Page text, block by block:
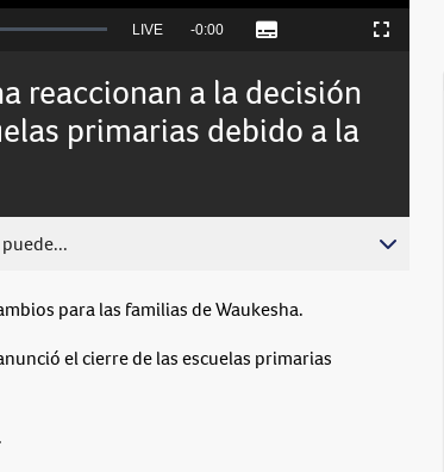
Seek
behind
live
LIVE Remaining
-0:00 Subtitles Fullscreen
reaccionan a la decisión
primarias debido a la
para las familias de Waukesha.
el cierre de las escuelas primarias